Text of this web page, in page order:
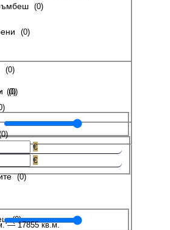
(0)
(0)
0)
(0)
(0)
(0)
(0)
)
(0)
€
€
—17855кв.м.